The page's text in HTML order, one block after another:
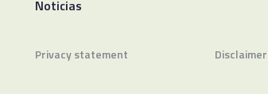
Noticias
Privacy statement Disclaimer